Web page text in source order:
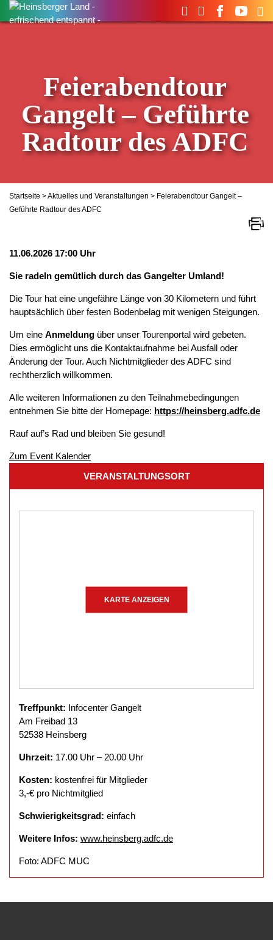
Suchen
nach:
Feierabendtour
Gangelt – Geführte
Radtour des ADFC
Startseite >Aktuelles und Veranstaltungen > Feierabendtour Gangelt –
Geführte Radtour des ADFC
11.06.2026 17:00 Uhr
Sie radeln gemütlich durch das Gangelter Umland!
Die Tour hat eine ungefähre Länge von 30 Kilometern und führt
hauptsächlich über festen Bodenbelag mit wenigen Steigungen.
Um eine Anmeldung über unser Tourenportal wird gebeten.
Dies ermöglicht uns die Kontaktaufnahme bei Ausfall oder
Änderung der Tour. Auch Nichtmitglieder des ADFC sind
rechtherzlich willkommen.
Alle weiteren Informationen zu den Teilnahmebedingungen
entnehmen Sie bitte der Homepage: https://heinsberg.adfc.de
Rauf auf’s Rad und bleiben Sie gesund!
Zum Event Kalender
VERANSTALTUNGSORT
KARTE ANZEIGEN
Treffpunkt: Infocenter Gangelt
Am Freibad 13
52538 Heinsberg
Uhrzeit: 17.00 Uhr – 20.00 Uhr
Kosten: kostenfrei für Mitglieder
3,-€ pro Nichtmitglied
Schwierigkeitsgrad: einfach
Weitere Infos: www.heinsberg.adfc.de
Foto: ADFC MUC